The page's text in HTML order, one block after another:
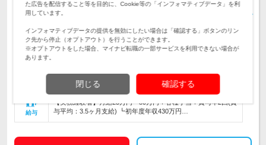
対象と
なる方
い！／【何らかのエンジニア経験がある方／設計開発経験者歓
迎】★技術を磨くのに最適！
勤務地
【一部リモート案件あり＆家賃95%補助あり】U・Iターンも歓
迎！ 配属は各エリアのプロジェクト先！…
400万円～1,030万円
給与
【実務経験者】月給25万円～80万円＋各種手当＋賞与年2回(賞
与平均：3.5ヶ月支給) ┗初年度年収430万円…
た広告を配信すること等を目的に、Cookie等の「インフォマティブデータ」を利
用しています。
インフォマティブデータの提供を無効にしたい場合は「確認する」ボタンのリン
ク先から停止（オプトアウト）を行うことができます。
※オプトアウトをした場合、マイナビ転職の一部サービスを利用できない場合が
あります。
閉じる 確認する